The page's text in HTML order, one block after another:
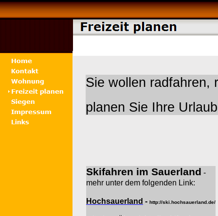
Sie wollen radfahren,
planen Sie Ihre
Skifahren im Sauerland -
mehr unter dem folgenden Link:
Hochsauerland - http://ski.hochsauerland.de/